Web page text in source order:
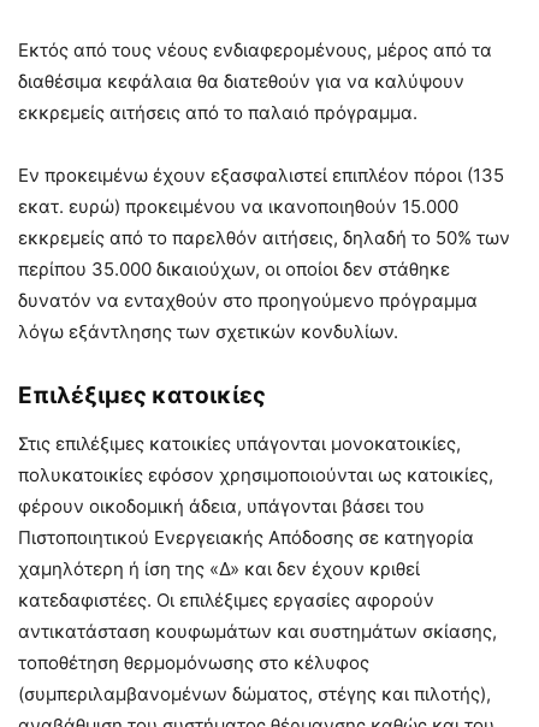
Εκτός από τους νέους ενδιαφερομένους, μέρος από τα
διαθέσιμα κεφάλαια θα διατεθούν για να καλύψουν
εκκρεμείς αιτήσεις από το παλαιό πρόγραμμα.
Εν προκειμένω έχουν εξασφαλιστεί επιπλέον πόροι (135
εκατ. ευρώ) προκειμένου να ικανοποιηθούν 15.000
εκκρεμείς από το παρελθόν αιτήσεις, δηλαδή το 50% των
περίπου 35.000 δικαιούχων, οι οποίοι δεν στάθηκε
δυνατόν να ενταχθούν στο προηγούμενο πρόγραμμα
λόγω εξάντλησης των σχετικών κονδυλίων.
Επιλέξιμες κατοικίες
Στις επιλέξιμες κατοικίες υπάγονται μονοκατοικίες,
πολυκατοικίες εφόσον χρησιμοποιούνται ως κατοικίες,
φέρουν οικοδομική άδεια, υπάγονται βάσει του
Πιστοποιητικού Ενεργειακής Απόδοσης σε κατηγορία
χαμηλότερη ή ίση της «Δ» και δεν έχουν κριθεί
κατεδαφιστέες. Οι επιλέξιμες εργασίες αφορούν
αντικατάσταση κουφωμάτων και συστημάτων σκίασης,
τοποθέτηση θερμομόνωσης στο κέλυφος
(συμπεριλαμβανομένων δώματος, στέγης και πιλοτής),